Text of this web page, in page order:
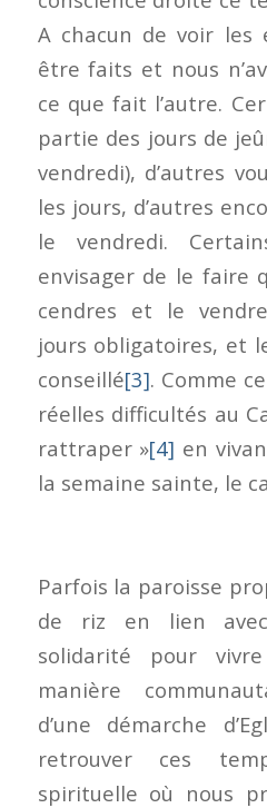
A chacun de voir les
être faits et nous
ce que fait l’autre.
partie des jours de
vendredi), d’autres
les jours, d’autres
le vendredi.
envisager de le faire
cendres et le
jours obligatoires, et
conseillé[3]. Comme
réelles difficultés au
rattraper »[4] en
la semaine sainte, le
Parfois la paroisse
de riz en lien
solidarité pour
manière
d’une démarche
retrouver ces
spirituelle où nous